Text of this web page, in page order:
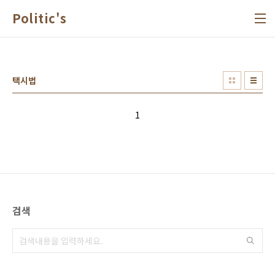
Politic's
택시법
1
검색